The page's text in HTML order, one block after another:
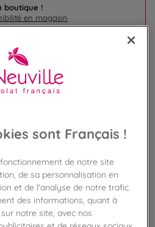
boutique !
en magasin
de fidélité !
Privilège
allergènes
100
en France
sont Français !
de notre site
de sa personnalisation en
et de l'analyse de notre trafic.
des informations, quant à
notre site, avec nos